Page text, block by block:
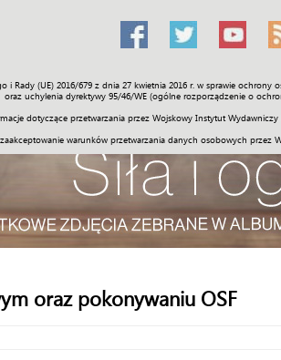
i Rady (UE) 2016/679 z dnia 27 kwietnia 2016 r. w sprawie
oraz uchylenia dyrektywy 95/46/WE (ogólne rozporządzenie o
dotyczące przetwarzania przez Wojskowy Instytut
warunków przetwarzania danych osobowych przez
Świat Społeczność Sport Historia
oraz pokonywaniu OSF